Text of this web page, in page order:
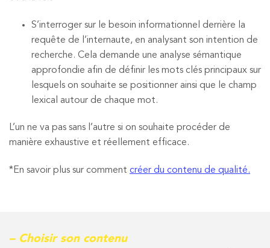
S’interroger sur le besoin informationnel derrière la
requête de l’internaute, en analysant son intention de
recherche. Cela demande une analyse sémantique
approfondie afin de définir les mots clés principaux sur
lesquels on souhaite se positionner ainsi que le champ
lexical autour de chaque mot.
L’un ne va pas sans l’autre si on souhaite procéder de
manière exhaustive et réellement efficace.
*En savoir plus sur comment créer du contenu de qualité.
– Choisir son contenu